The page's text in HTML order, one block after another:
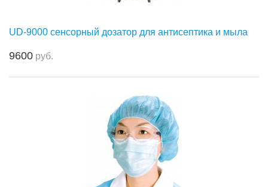
UD-9000 сенсорный дозатор для антисептика и мыла
9600 руб.